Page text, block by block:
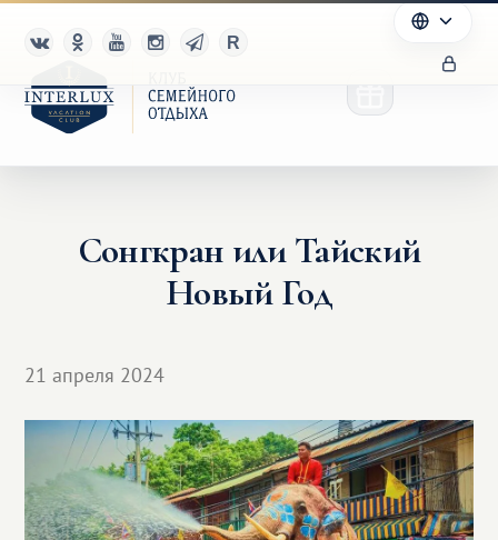
Клуб
Преимущества
Партнерам
Благотворительность
Сонгкран или Тайский
Новый Год
21 апреля 2024